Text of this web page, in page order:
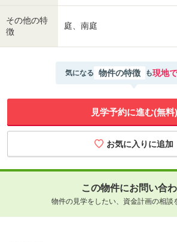
その他の特
徴
庭、南庭
気になる 物件の特徴 も現地
見学予約に進む(無料)
この物件にお問い合
物件の見学をしたい、資金計画の相談